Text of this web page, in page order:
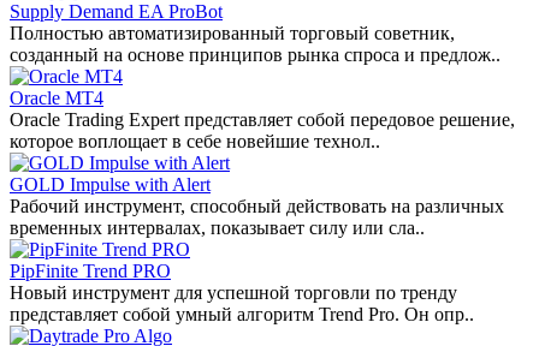
Supply Demand EA ProBot
Полностью автоматизированный торговый советник,
созданный на основе принципов рынка спроса и предлож..
Oracle MT4
Oracle Trading Expert представляет собой передовое решение,
которое воплощает в себе новейшие технол..
GOLD Impulse with Alert
Рабочий инструмент, способный действовать на различных
временных интервалах, показывает силу или сла..
PipFinite Trend PRO
Новый инструмент для успешной торговли по тренду
представляет собой умный алгоритм Trend Pro. Он опр..